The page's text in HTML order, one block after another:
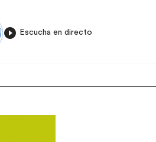
Escucha en directo